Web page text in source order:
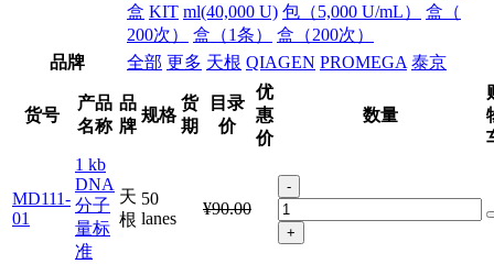
盒 KIT ml(40,000 U) 包（5,000 U/mL）
盒（
200次）
盒（1条）
盒（200次）
品牌
全部 更多 天根 QIAGEN PROMEGA 泰京
货号
产品
名称
品
牌
规格
货
期
目录
价
优
惠
价
数量
MD111-
01
1 kb
DNA
分子
量标
准
天
根
50
lanes
¥90.00
-
+